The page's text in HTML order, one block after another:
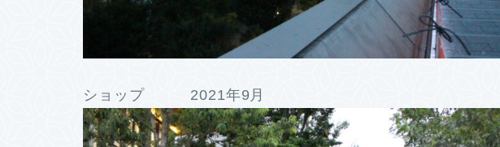
ショップ 2021年9月